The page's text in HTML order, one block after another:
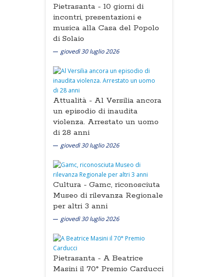
Pietrasanta - 10 giorni di
incontri, presentazioni e
musica alla Casa del Popolo
di Solaio
giovedì 30 luglio 2026
Attualità - Al Versilia ancora
un episodio di inaudita
violenza. Arrestato un uomo
di 28 anni
giovedì 30 luglio 2026
Cultura - Gamc, riconosciuta
Museo di rilevanza Regionale
per altri 3 anni
giovedì 30 luglio 2026
Pietrasanta - A Beatrice
Masini il 70° Premio Carducci